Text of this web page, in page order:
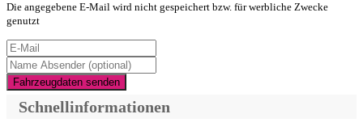
Die angegebene E-Mail wird nicht gespeichert bzw. für werbliche Zwecke
genutzt
Fahrzeugdaten senden
Schnellinformationen